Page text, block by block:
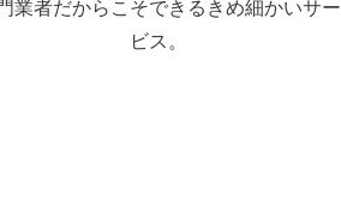
業者だからこそできるきめ細かいサー
ビス。